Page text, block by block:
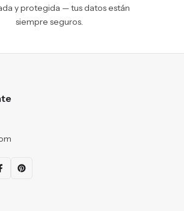
y protegida — tus datos están
siempre seguros.